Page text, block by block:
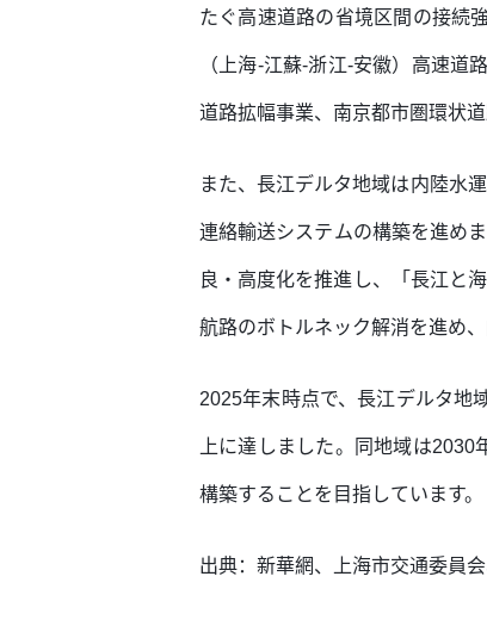
たぐ高速道路の省境区間の接続
（上海-江蘇-浙江-安徽）高速
道路拡幅事業、南京都市圏環状
また、長江デルタ地域は内陸水
連絡輸送システムの構築を進め
良・高度化を推進し、「長江と
航路のボトルネック解消を進め
2025年末時点で、長江デルタ地
上に達しました。同地域は
構築することを目指しています。
出典：新華網、上海市交通委員